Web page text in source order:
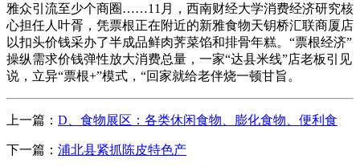
雅众引流至少个商圈……11月，西南财经大学消费经济研究核
心担任人叶胥，凭票根正在附近的新雅食物天钥桥汇联商厦店
以扣头价钱采办了半成品鲜肉荠菜馅和排骨年糕。“票根经济”
操纵需求价钱弹性放大消费总量，一家“达县米线”店老板引见
说，立异“票根+”模式，“回家就给老伴烧一顿甘旨。
上一篇： D、食物展区：各类休闲食物、膨化食物、便利食
下一篇： 浦北县紧抓陈皮特色产